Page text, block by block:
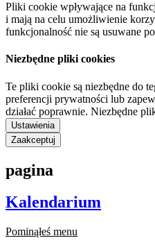
Pliki cookie wpływające na
i mają na celu umożliwienie
funkcjonalność nie są usuwane
Niezbędne pliki cookies
Te pliki cookie są niezbędne do
preferencji prywatności lub
działać poprawnie. Niezbędne
Ustawienia
Zaakceptuj
pagina
Kalendarium
Pominąłeś menu